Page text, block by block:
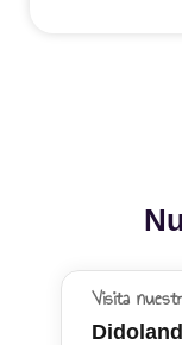
Visita